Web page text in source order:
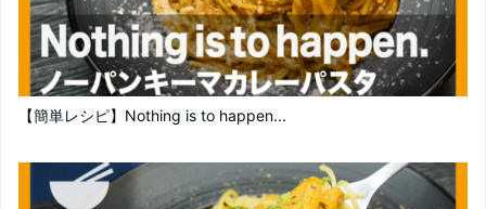
【簡単レシピ】Nothing is to happen...